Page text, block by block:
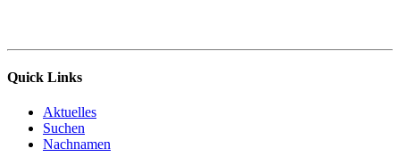
Quick Links
Aktuelles
Suchen
Nachnamen